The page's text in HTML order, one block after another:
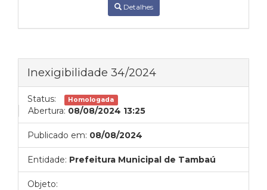
Detalhes
Inexigibilidade 34/2024
Status: Homologada
Abertura: 08/08/2024 13:25
Publicado em: 08/08/2024
Entidade: Prefeitura Municipal de Tambaú
Objeto: